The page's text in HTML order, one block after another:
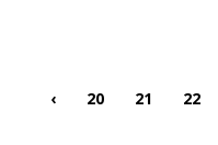
‹ 20 21 22